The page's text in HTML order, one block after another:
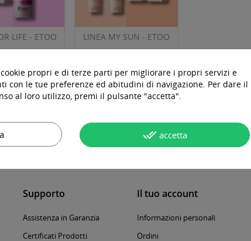
LIFE - ETOO LINEA MY SUN - ETOO
sui social
Supporto
Assistenza in Garanzia
Certificati Prodotti
Il tuo account
Informazioni personali
Ordini
propri e di terze parti per migliorare i propri servizi e
con le tue preferenze ed abitudini di navigazione. Per dare il
al loro utilizzo, premi il pulsante "accetta".
done_all accetta